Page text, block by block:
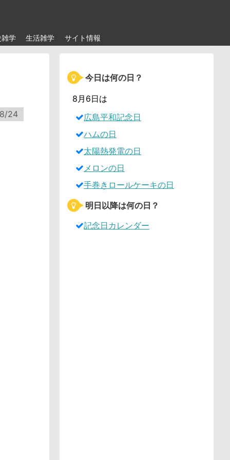
学 生活雑学 サイト情報
24
今日は何の日？
8月6日は
広島平和記念日
ハムの日
太陽熱発電の日
メロンの日
手巻きロールケーキの日
明日以降は何の日？
記念日カレンダー